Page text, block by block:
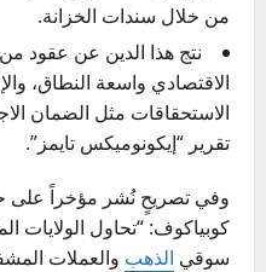
من خلال سندات الخزانة.
نتج هذا الدين عن عقود
الاقتصادي واسعة النطاق،
الاستحقاقات مثل الضمان
تقرير “إيكونوميكس تايمز”.
وفي تصريحٍ نُشر مؤخراً على
كوبياكوف: “تحاول الولايات
سوقي الذهب